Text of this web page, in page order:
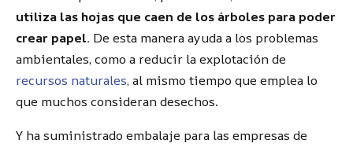
utiliza las hojas que caen de los árboles para poder
crear papel. De esta manera ayuda a los problemas
ambientales, como a reducir la explotación de
recursos naturales, al mismo tiempo que emplea lo
que muchos consideran desechos.
Y ha suministrado embalaje para las empresas de